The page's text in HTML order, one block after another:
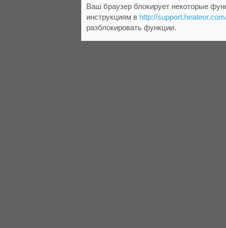
Ваш браузер блокирует некоторые
инструкциям в http://
разблокировать функции.